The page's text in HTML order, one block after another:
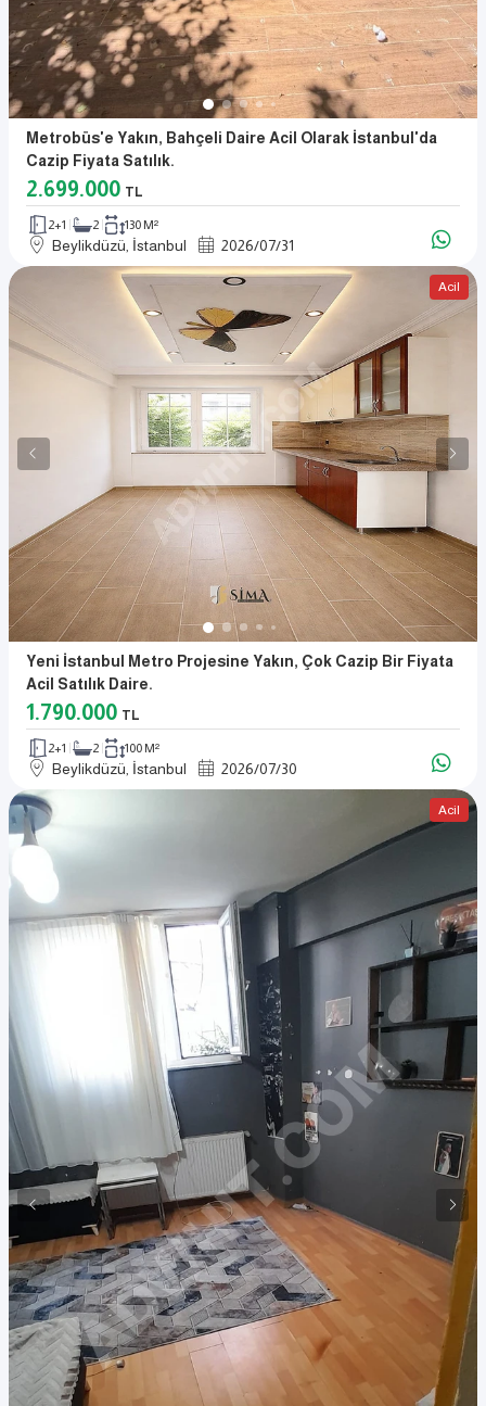
Metrobüs'e Yakın, Bahçeli Daire Acil Olarak İstanbul'da
Cazip Fiyata Satılık.
2.699.000 TL
2+1 2 130 M²
Beylikdüzü, İstanbul 2026/07/31
Acil
Yeni İstanbul Metro Projesine Yakın, Çok Cazip Bir Fiyata
Acil Satılık Daire.
1.790.000 TL
2+1 2 100 M²
Beylikdüzü, İstanbul 2026/07/30
Acil